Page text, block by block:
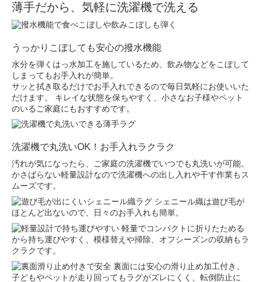
薄手だから、気軽に洗濯機で洗える
うっかりこぼしても安心の撥水機能
水分を弾くはっ水加工を施しているため、飲み物などをこぼして
しまってもお手入れが簡単。
サッと拭き取るだけでお手入れできるので毎日気軽にお使いいた
だけます。 キレイな状態を保ちやすく、小さなお子様やペット
のいるご家庭にもおすすめです。
洗濯機で丸洗いOK！お手入れラクラク
汚れが気になったら、ご家庭の洗濯機でいつでも丸洗いが可能。
かさばらない軽量設計なので洗濯機への出し入れや干す作業もス
ムーズです。
シェニール織は遊び毛が
ほとんど出ないので、日々のお手入れも簡単。
軽量でコンパクトに折りたためる
から持ち運びやすく、模様替えや掃除、オフシーズンの収納もラ
クラクです。
裏面には安心の滑り止め加工付き。
子どもやペットが走り回ってもラグがズレにくく、転倒防止に